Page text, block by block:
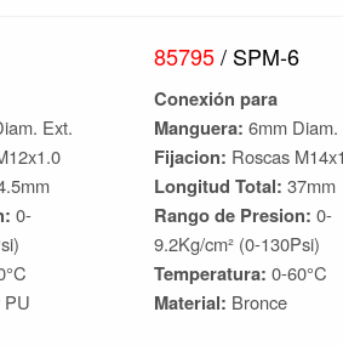
Ext.
0-
PU
85795/ SPM-6
Conexión para
Manguera: 6mm Diam.
Fijacion: Roscas
Longitud Total: 37mm
Rango de Presion: 0-
9.2Kg/cm² (0-130Psi)
Temperatura: 0-60°C
Material: Bronce